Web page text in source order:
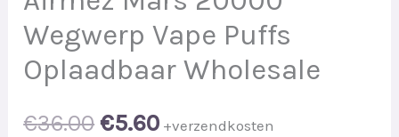
Wegwerp Vape Puffs
Oplaadbaar Wholesale
€36.00 Original
€5.60Current
+verzendkosten